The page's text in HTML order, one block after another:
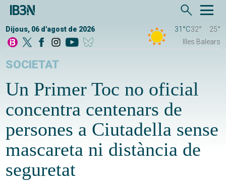
Dijous, 06 d'agost de 2026 31°C32°
25°
Illes Balears
SOCIETAT
Un Primer Toc no oficial
concentra centenars de
persones a Ciutadella sense
mascareta ni distància de
seguretat